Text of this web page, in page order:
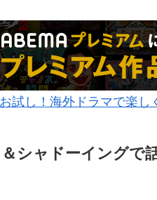
試し！海外ドラマで楽し
シャドーイングで